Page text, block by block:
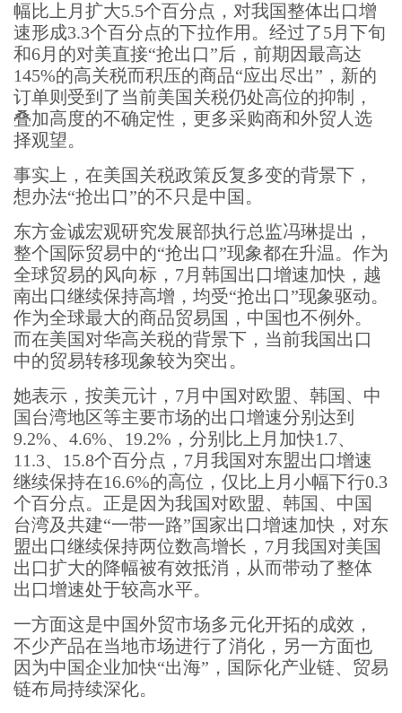
幅比上月扩大5.5个百分点，对我国整体出口增
速形成3.3个百分点的下拉作用。经过了5月下旬
和6月的对美直接“抢出口”后，前期因最高达
145%的高关税而积压的商品“应出尽出”，新的
订单则受到了当前美国关税仍处高位的抑制，
叠加高度的不确定性，更多采购商和外贸人选
择观望。
事实上，在美国关税政策反复多变的背景下，
想办法“抢出口”的不只是中国。
东方金诚宏观研究发展部执行总监冯琳提出，
整个国际贸易中的“抢出口”现象都在升温。作为
全球贸易的风向标，7月韩国出口增速加快，越
南出口继续保持高增，均受“抢出口”现象驱动。
作为全球最大的商品贸易国，中国也不例外。
而在美国对华高关税的背景下，当前我国出口
中的贸易转移现象较为突出。
她表示，按美元计，7月中国对欧盟、韩国、中
国台湾地区等主要市场的出口增速分别达到
9.2%、4.6%、19.2%，分别比上月加快1.7、
11.3、15.8个百分点，7月我国对东盟出口增速
继续保持在16.6%的高位，仅比上月小幅下行0.3
个百分点。正是因为我国对欧盟、韩国、中国
台湾及共建“一带一路”国家出口增速加快，对东
盟出口继续保持两位数高增长，7月我国对美国
出口扩大的降幅被有效抵消，从而带动了整体
出口增速处于较高水平。
一方面这是中国外贸市场多元化开拓的成效，
不少产品在当地市场进行了消化，另一方面也
因为中国企业加快“出海”，国际化产业链、贸易
链布局持续深化。